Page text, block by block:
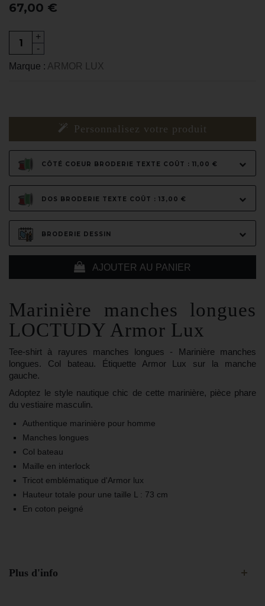
Marinière manches longues
LOCTUDY Armor Lux
Tee-shirt à rayures manches longues - Marinière manches
longues. Col bateau. Étiquette Armor Lux sur la manche
gauche.
Adoptez le style nautique chic de cette marinière, pièce phare
du vestiaire masculin.
Authentique marinière pour homme
Manches longues
Col bateau
Maille en interlock
Tricot emblématique d'Armor lux
Hauteur totale pour une taille L : 73 cm
En coton peigné
Personnalisez votre produit
CÔTÉ COEUR BRODERIE TEXTE COÛT : 11,00 €
DOS BRODERIE TEXTE COÛT : 13,00 €
BRODERIE DESSIN
AJOUTER AU PANIER
67,00 €
-
+
Marque : ARMOR LUX
Plus d'info